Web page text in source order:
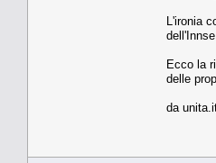
L'ironia
Ecco la
delle
da